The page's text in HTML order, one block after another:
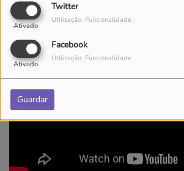
Twitter
Ativado
Utilização: Funcionalidade
Facebook
Ativado
Utilização: Funcionalidade
Guardar